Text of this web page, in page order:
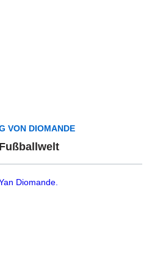
VON DIOMANDE